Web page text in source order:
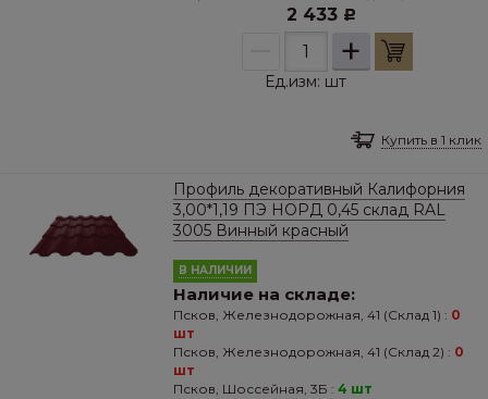
2 433 Р
+
Ед.изм: шт
Купить в 1 клик
Профиль декоративный Калифорния
3,00*1,19 ПЭ НОРД 0,45 склад RAL
3005 Винный красный
В НАЛИЧИИ
Наличие на складе:
Псков, Железнодорожная, 41 (Склад 1) : 0
шт
Псков, Железнодорожная, 41 (Склад 2) : 0
шт
Псков, Шоссейная, 3Б : 4 шт